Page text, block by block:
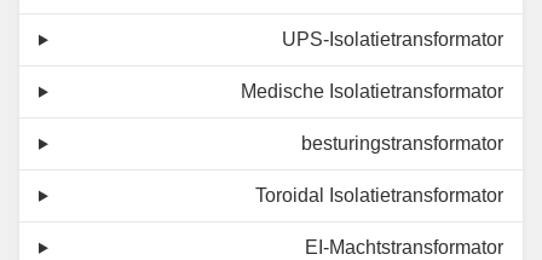
UPS-Isolatietransformator
Medische Isolatietransformator
besturingstransformator
Toroidal Isolatietransformator
EI-Machtstransformator